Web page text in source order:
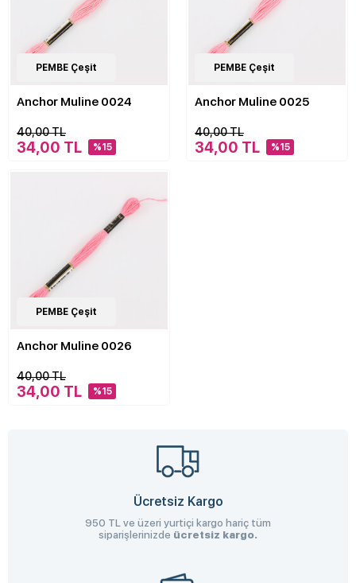
476 Çeşit
PEMBE Çeşit
Anchor Muline 0024
40,00 TL
34,00 TL %15
476 Çeşit
PEMBE Çeşit
Anchor Muline 0025
40,00 TL
34,00 TL %15
476 Çeşit
PEMBE Çeşit
Anchor Muline 0026
40,00 TL
34,00 TL %15
Ücretsiz Kargo
950 TL ve üzeri yurtiçi kargo hariç tüm
siparişlerinizde ücretsiz kargo.